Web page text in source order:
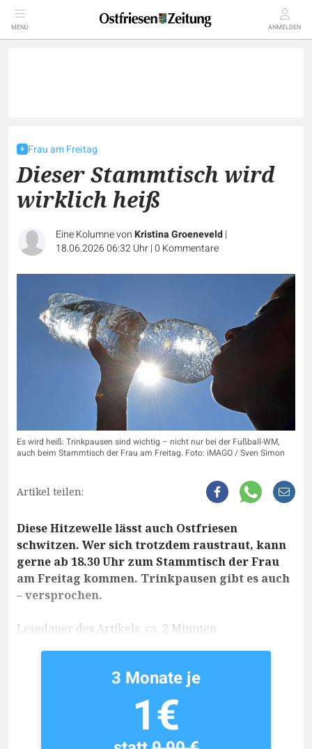
MENÜ ANMELDEN
Frau am Freitag
Dieser Stammtisch wird
wirklich heiß
Eine Kolumne vonKristina Groeneveld|
18.06.2026 06:32 Uhr|0 Kommentare
Es wird heiß: Trinkpausen sind wichtig – nicht nur bei der Fußball-WM,
auch beim Stammtisch der Frau am Freitag. Foto: iMAGO / Sven Simon
Artikel teilen:
Diese Hitzewelle lässt auch Ostfriesen
schwitzen. Wer sich trotzdem raustraut, kann
gerne ab 18.30 Uhr zum Stammtisch der Frau
am Freitag kommen. Trinkpausen gibt es auch
– versprochen.
Lesedauer des Artikels: ca. 2 Minuten
3 Monate je
1€